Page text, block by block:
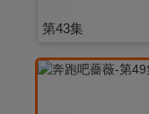
第43集